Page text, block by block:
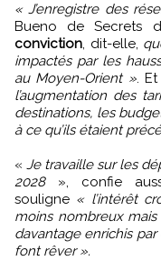
« J’enregistre des
Bueno de Secrets
conviction, dit-elle,
impactés par les
au Moyen-Orient ».
l’augmentation des
destinations, les
à ce qu’ils étaient
« Je travaille sur les
2028 », confie
souligne « l’intérêt
moins nombreux
davantage enrichis
font rêver ».